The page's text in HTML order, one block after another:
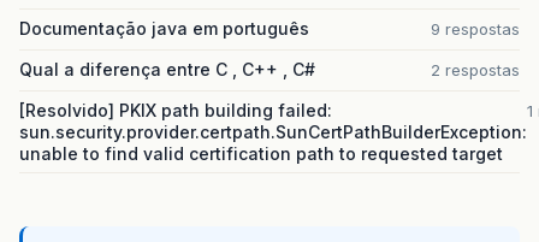
Documentação java em português 9 respostas
Qual a diferença entre C , C++ , C# 2 respostas
[Resolvido] PKIX path building failed:
sun.security.provider.certpath.SunCertPathBuilderException:
unable to find valid certification path to requested target